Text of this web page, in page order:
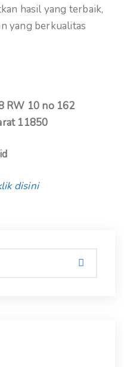
hasil yang terbaik,
yang berkualitas
RW 10 no 162
11850
disini